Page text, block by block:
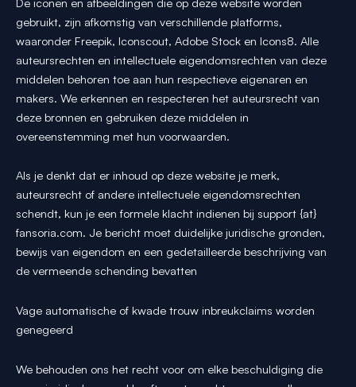
gebruikt, zijn afkomstig van verschillende platforms,
waaronder Freepik, Iconscout, Adobe Stock en Icons8. Alle
auteursrechten en intellectuele eigendomsrechten van deze
middelen behoren toe aan hun respectieve eigenaren en
makers. We erkennen en respecteren het auteursrecht van
deze bronnen en gebruiken deze middelen in
overeenstemming met hun voorwaarden.
Als je denkt dat er inhoud op deze website je merk,
auteursrecht of andere intellectuele eigendomsrechten
schendt, kun je een formele klacht indienen bij support {at}
fansoria.com. Je bericht moet duidelijke juridische gronden,
bewijs van eigendom en een gedetailleerde beschrijving van
de vermeende schending bevatten
Vage automatische of kwade trouw inbreukclaims worden
genegeerd
We behouden ons het recht voor om elke beschuldiging die